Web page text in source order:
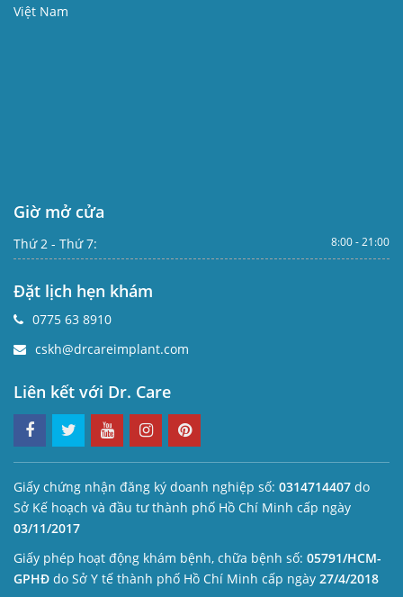
Việt Nam
Giờ mở cửa
Thứ 2 - Thứ 7: 8:00 - 21:00
Đặt lịch hẹn khám
0775 63 8910
cskh@drcareimplant.com
Liên kết với Dr. Care
Giấy chứng nhận đăng ký doanh nghiệp số: 0314714407 do
Sở Kế hoạch và đầu tư thành phố Hồ Chí Minh cấp ngày
03/11/2017
Giấy phép hoạt động khám bệnh, chữa bệnh số: 05791/HCM-
GPHĐ do Sở Y tế thành phố Hồ Chí Minh cấp ngày 27/4/2018